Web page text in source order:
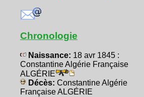
Chronologie
Naissance: 18 avr 1845 :
Constantine Algérie Française
ALGÉRIE
Décès: Constantine Algérie
Française ALGÉRIE